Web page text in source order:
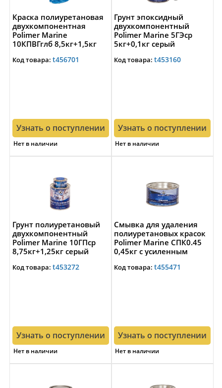
Краска полиуретановая
двухкомпонентная
Polimer Marine
10КПВГглб 8,5кг+1,5кг
голубая
Код товара: t456701
Узнать о поступлении
Нет в наличии
Грунт эпоксидный
двухкомпонентный
Polimer Marine 5ГЭср
5кг+0,1кг серый
Код товара: t453160
Узнать о поступлении
Нет в наличии
Грунт полиуретановый
двухкомпонентный
Polimer Marine 10ГПср
8,75кг+1,25кг серый
Код товара: t453272
Узнать о поступлении
Нет в наличии
Смывка для удаления
полиуретановых красок
Polimer Marine СПК0.45
0,45кг с усиленным
Код товара: t455471
Узнать о поступлении
Нет в наличии